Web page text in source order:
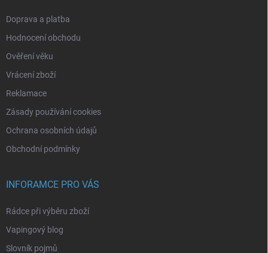
Doprava a platba
Hodnocení obchodu
Ověření věku
Vrácení zboží
Reklamace
Zásady používání cookies
Ochrana osobních údajů
Obchodní podmínky
INFORAMCE PRO VÁS
Rádce při výběru zboží
Vapingový blog
Slovník pojmů